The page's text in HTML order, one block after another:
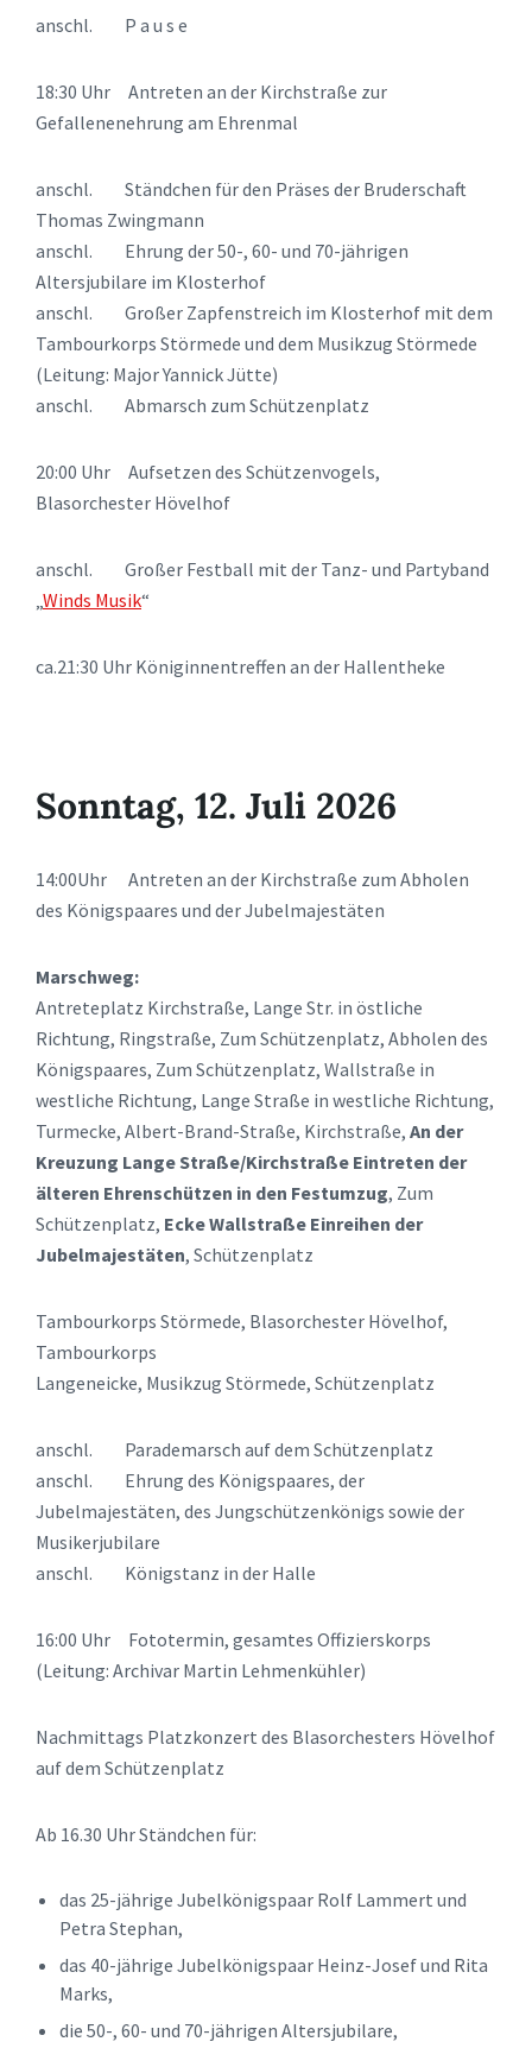
anschl. P a u s e
18:30 Uhr Antreten an der Kirchstraße zur
Gefallenenehrung am Ehrenmal
anschl. Ständchen für den Präses der Bruderschaft
Thomas Zwingmann
anschl. Ehrung der 50-, 60- und 70-jährigen
Altersjubilare im Klosterhof
anschl. Großer Zapfenstreich im Klosterhof mit dem
Tambourkorps Störmede und dem Musikzug Störmede
(Leitung: Major Yannick Jütte)
anschl. Abmarsch zum Schützenplatz
20:00 Uhr Aufsetzen des Schützenvogels,
Blasorchester Hövelhof
anschl. Großer Festball mit der Tanz- und Partyband
„Winds Musik“
ca.21:30 Uhr Königinnentreffen an der Hallentheke
Sonntag, 12. Juli 2026
14:00Uhr Antreten an der Kirchstraße zum Abholen
des Königspaares und der Jubelmajestäten
Marschweg:
Antreteplatz Kirchstraße, Lange Str. in östliche
Richtung, Ringstraße, Zum Schützenplatz, Abholen des
Königspaares, Zum Schützenplatz, Wallstraße in
westliche Richtung, Lange Straße in westliche Richtung,
Turmecke, Albert-Brand-Straße, Kirchstraße, An der
Kreuzung Lange Straße/Kirchstraße Eintreten der
älteren Ehrenschützen in den Festumzug, Zum
Schützenplatz, Ecke Wallstraße Einreihen der
Jubelmajestäten, Schützenplatz
Tambourkorps Störmede, Blasorchester Hövelhof,
Tambourkorps
Langeneicke, Musikzug Störmede, Schützenplatz
anschl. Parademarsch auf dem Schützenplatz
anschl. Ehrung des Königspaares, der
Jubelmajestäten, des Jungschützenkönigs sowie der
Musikerjubilare
anschl. Königstanz in der Halle
16:00 Uhr Fototermin, gesamtes Offizierskorps
(Leitung: Archivar Martin Lehmenkühler)
Nachmittags Platzkonzert des Blasorchesters Hövelhof
auf dem Schützenplatz
Ab 16.30 Uhr Ständchen für:
das 25-jährige Jubelkönigspaar Rolf Lammert und
Petra Stephan,
das 40-jährige Jubelkönigspaar Heinz-Josef und Rita
Marks,
die 50-, 60- und 70-jährigen Altersjubilare,